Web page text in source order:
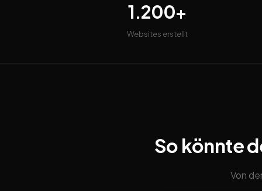
1.200+
Websites erstellt
So könnte
Von